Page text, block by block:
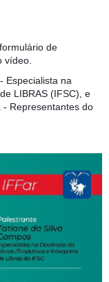
de
vídeo.
Especialista na
LIBRAS (IFSC), e
Representantes do